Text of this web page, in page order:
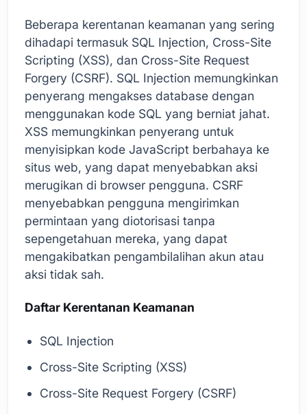
Beberapa kerentanan keamanan yang sering
dihadapi termasuk SQL Injection, Cross-Site
Scripting (XSS), dan Cross-Site Request
Forgery (CSRF). SQL Injection memungkinkan
penyerang mengakses database dengan
menggunakan kode SQL yang berniat jahat.
XSS memungkinkan penyerang untuk
menyisipkan kode JavaScript berbahaya ke
situs web, yang dapat menyebabkan aksi
merugikan di browser pengguna. CSRF
menyebabkan pengguna mengirimkan
permintaan yang diotorisasi tanpa
sepengetahuan mereka, yang dapat
mengakibatkan pengambilalihan akun atau
aksi tidak sah.
Daftar Kerentanan Keamanan
SQL Injection
Cross-Site Scripting (XSS)
Cross-Site Request Forgery (CSRF)